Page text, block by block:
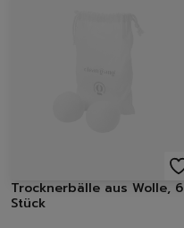
Trocknerbälle aus Wolle, 6
Stück